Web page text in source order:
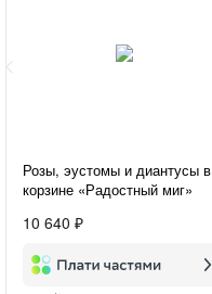
Розы, эустомы и диантусы в
корзине «Радостный миг»
10 640 ₽